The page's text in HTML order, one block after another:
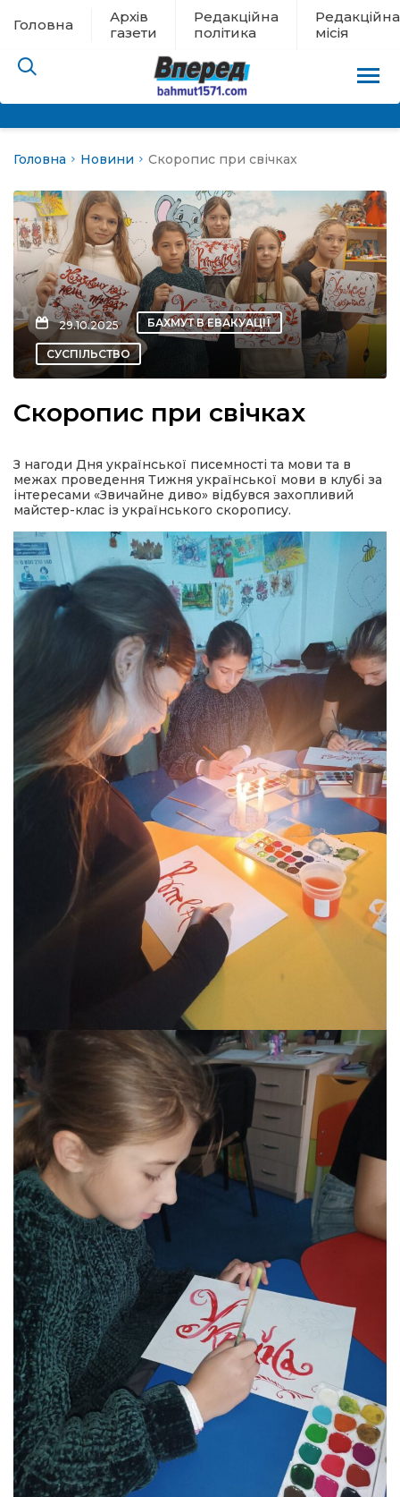
Головна
Архів
газети
Редакційна
політика
Редакційна
місія
евакуації
новини
політика
місія
Головна Новини Скоропис при свічках
29.10.2025 БАХМУТ В ЕВАКУАЦІЇ
СУСПІЛЬСТВО
Скоропис при свічках
З нагоди Дня української писемності та мови та в
межах проведення Тижня української мови в клубі за
інтересами «Звичайне диво» відбувся захопливий
майстер-клас із українського скоропису.